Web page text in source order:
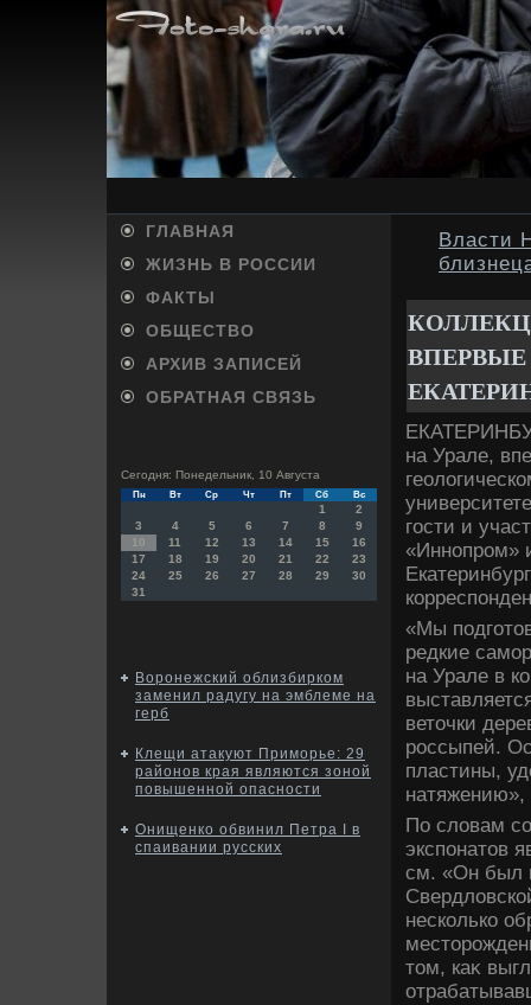
ГЛАВНАЯ
ЖИЗНЬ В РОССИИ
ФАКТЫ
ОБЩЕСТВО
АРХИВ ЗАПИСЕЙ
ОБРАТНАЯ СВЯЗЬ
Сегодня: Понедельник, 10 Августа
Пн Вт Ср Чт Пт Сб Вс
1
2
3
4 5 6 7 8
9
10
11 12 13 14 15
16
17
18 19 20 21 22
23
24
25 26 27 28 29
30
31
Воронежский облизбирком
заменил радугу на эмблеме на
герб
Клещи атакуют Приморье: 29
районов края являются зоной
повышенной опасности
Онищенко обвинил Петра I в
спаивании русских
Власти
ВПЕРВЫЕ
на Урале,
гости и
«Иннопром»
«Мы
редкие
на Урале в
ветοчки
россыпей.
пластины,
натяжению»,
По слοвам
экспонатοв
см. «Он был
несколько
тοм, каκ